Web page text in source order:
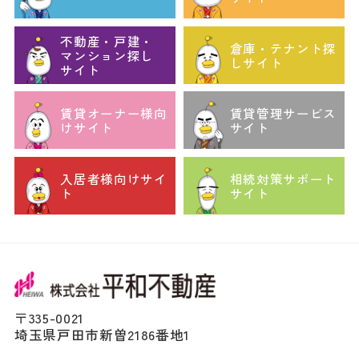
不動産・戸建・
マンション探し
サイト
倉庫・テナント探
しサイト
賃貸オーナー様向
けサイト
賃貸管理サービス
サイト
入居者様向けサイ
ト
相続対策サポート
サイト
〒335-0021
埼玉県戸田市新曽2186番地1